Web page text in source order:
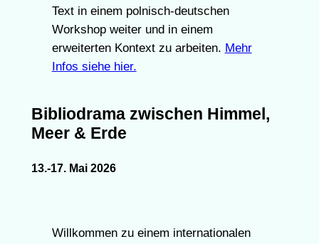
Text in einem polnisch-deutschen
Workshop weiter und in einem
erweiterten Kontext zu arbeiten. Mehr
Infos siehe hier.
Bibliodrama zwischen Himmel,
Meer & Erde
13.-17. Mai 2026
Willkommen zu einem internationalen